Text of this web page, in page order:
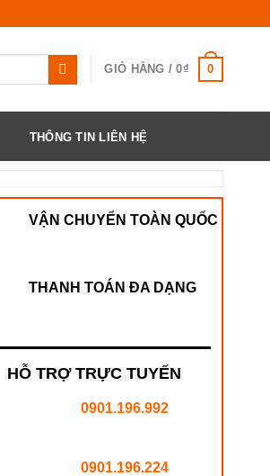
GIỎ HÀNG /0₫ 0
THÔNG TIN LIÊN HỆ
VẬN CHUYỂN TOÀN QUỐC
THANH TOÁN ĐA DẠNG
HỖ TRỢ TRỰC TUYẾN
0901.196.992
0901.196.224